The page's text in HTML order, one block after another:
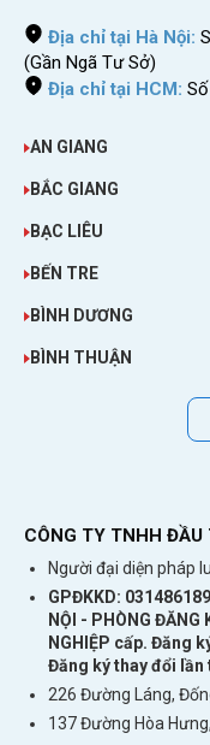
Địa chỉ tại Hà Nội:
(Gần Ngã Tư Sở)
Địa chỉ tại HCM:
AN GIANG
BẮC GIANG
BẠC LIÊU
BẾN TRE
BÌNH DƯƠNG
BÌNH THUẬN
CÔNG TY TNHH
Người đại diện pháp
GPĐKKD:
NỘI - PHÒNG ĐĂNG
NGHIỆP cấp. Đăng
Đăng ký thay đổi lần
226 Đường Láng,
137 Đường Hòa